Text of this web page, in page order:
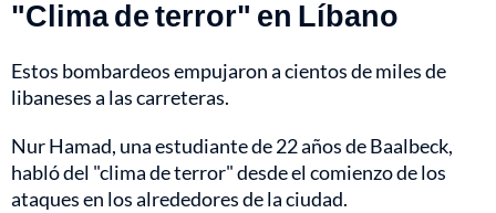
"Clima de terror" en Líbano
Estos bombardeos empujaron a cientos de miles de
libaneses a las carreteras.
Nur Hamad, una estudiante de 22 años de Baalbeck,
habló del "clima de terror" desde el comienzo de los
ataques en los alrededores de la ciudad.